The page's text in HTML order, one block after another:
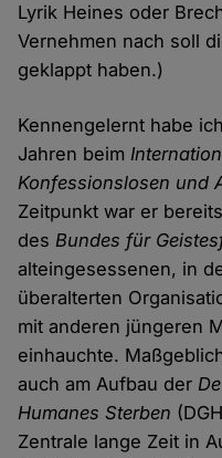
Lyrik Heines oder
Vernehmen nach soll
geklappt haben.)
Kennengelernt habe
Jahren beim
Konfessionslosen und
Zeitpunkt war er
desBundes für
alteingesessenen, in
überalterten
mit anderen jüngeren
einhauchte.
auch am Aufbau der
Humanes Sterben
Zentrale lange Zeit in